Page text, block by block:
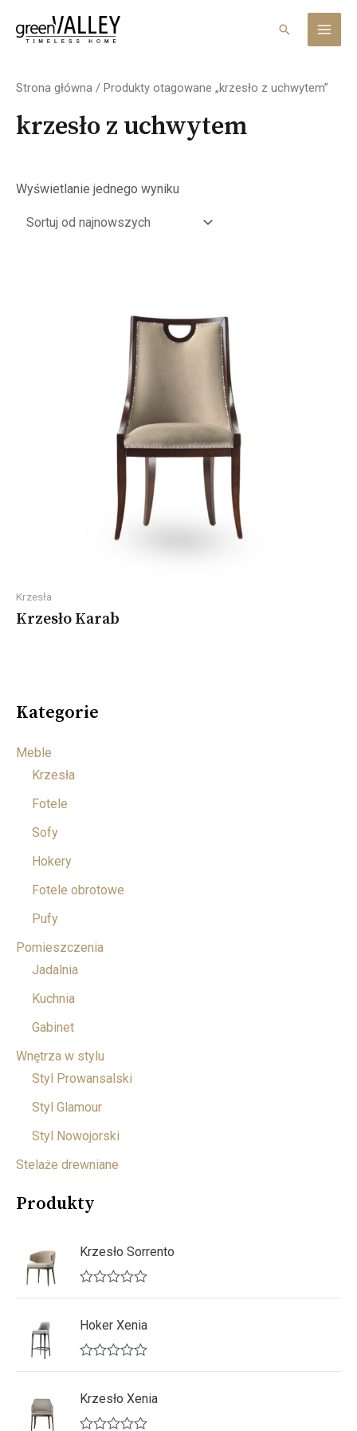
content
Search
Strona główna / Produkty otagowane „krzesło z uchwytem”
krzesło z uchwytem
Wyświetlanie jednego wyniku
Krzesła
Krzesło Karab
Kategorie
Meble
Krzesła
Fotele
Sofy
Hokery
Fotele obrotowe
Pufy
Pomieszczenia
Jadalnia
Kuchnia
Gabinet
Wnętrza w stylu
Styl Prowansalski
Styl Glamour
Styl Nowojorski
Stelaże drewniane
Produkty
Krzesło Sorrento
O
e
n
i
o
n
0
a
Hoker Xenia
O
e
n
i
Krzesło Xenia